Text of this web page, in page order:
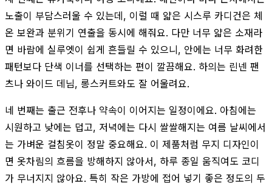
노출이 부담스러울 수 있는데, 이럴 때 얇은 시스루 카디건은 체
온 보완과 분위기 연출을 동시에 해줘요. 다만 너무 얇은 소재라
면 바람에 실루엣이 쉽게 흔들릴 수 있으니, 안에는 너무 화려한
패턴보다 단색 이너를 선택하는 편이 깔끔해요. 하의는 린넨 팬
츠나 와이드 데님, 롱스커트와도 잘 어울려요.
네 번째는 출근 전후나 약속이 이어지는 일정이에요. 아침에는
시원하고 낮에는 덥고, 저녁에는 다시 쌀쌀해지는 여름 날씨에서
는 가벼운 걸침옷이 정말 중요해요. 이 제품처럼 무지 디자인이
면 옷차림의 흐름을 방해하지 않아서, 하루 종일 움직여도 코디
가 무너지지 않아요. 특히 작은 가방에 접어 넣기 좋은 정도의 두